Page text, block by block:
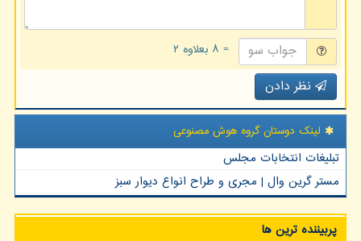
= ۸ بعلاوه ۲
نظر دادن
لینک دوستان گروه هوش مصنوعی
تبلیغات انتخابات مجلس
مستر گرین وال | مجری و طراح انواع دیوار سبز
پربیننده ترین ها